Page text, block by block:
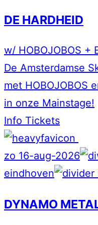
DE HARDHEID
w/ HOBOJOBOS +
De Amsterdamse
met HOBOJOBOS
in onze Mainstage!
Info Tickets
zo 16-aug-2026
eindhoven
DYNAMO